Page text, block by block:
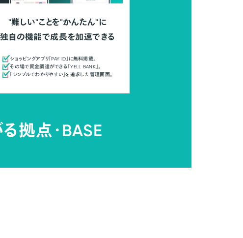
"難しい"ことを"かんたん"に
独自の機能で成長を加速できる
ショッピングアプリ「PAY ID」に無料掲載。
その場で資金調達ができる「YELL BANK」。
「シンプルでわかりやすい」を追求した管理画面。
拠点・BASE